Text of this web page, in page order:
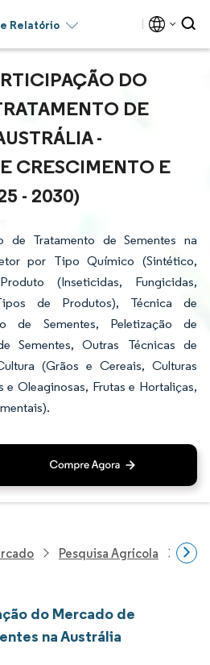
Relatório
DO
DE
-
CRESCIMENTO E
- 2030)
Tratamento de Sementes na
por Tipo Químico (Sintético,
(Inseticidas, Fungicidas,
de Produtos), Técnica de
de Sementes, Peletização de
Sementes, Outras Técnicas de
(Grãos e Cereais, Culturas
e Oleaginosas, Frutas e Hortaliças,
Pesquisa Agrícola
do Mercado de
na Austrália